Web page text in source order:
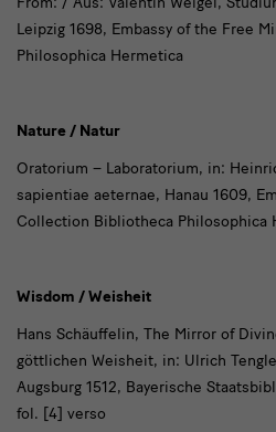
Leipzig 1698, Embassy of the Free
Philosophica Hermetica
Nature / Natur
Oratorium – Laboratorium, in:
sapientiae aeternae, Hanau 1609,
Collection Bibliotheca Philosophica
Wisdom / Weisheit
Hans Schäuffelin, The Mirror of
göttlichen Weisheit, in: Ulrich
Augsburg 1512, Bayerische
fol. [4] verso